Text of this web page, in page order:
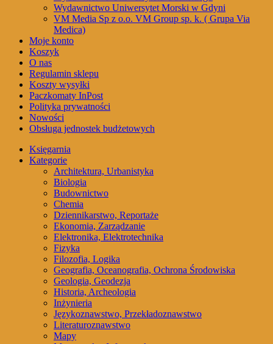
Wydawnictwo Uniwersytet Morski w Gdyni
VM Media Sp z o.o. VM Group sp. k. ( Grupa Via
Medica)
Moje konto
Koszyk
O nas
Regulamin sklepu
Koszty wysyłki
Paczkomaty InPost
Polityka prywatności
Nowości
Obsługa jednostek budżetowych
Księgarnia
Kategorie
Architektura, Urbanistyka
Biologia
Budownictwo
Chemia
Dziennikarstwo, Reportaże
Ekonomia, Zarządzanie
Elektronika, Elektrotechnika
Fizyka
Filozofia, Logika
Geografia, Oceanografia, Ochrona Środowiska
Geologia, Geodezja
Historia, Archeologia
Inżynieria
Językoznawstwo, Przekładoznawstwo
Literaturoznawstwo
Mapy